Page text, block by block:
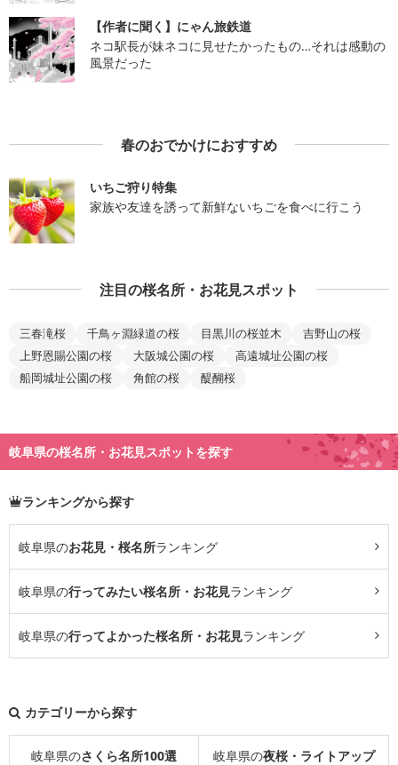
【作者に聞く】にゃん旅鉄道
ネコ駅長が妹ネコに見せたかったもの…それは感動の
風景だった
春のおでかけにおすすめ
いちご狩り特集
家族や友達を誘って新鮮ないちごを食べに行こう
注目の桜名所・お花見スポット
三春滝桜 千鳥ヶ淵緑道の桜 目黒川の桜並木
吉野山の桜
上野恩賜公園の桜
大阪城公園の桜
高遠城址公園の桜
船岡城址公園の桜
角館の桜 醍醐桜
岐阜県の桜名所・お花見スポットを探す
ランキングから探す
岐阜県のお花見・桜名所ランキング
岐阜県の行ってみたい桜名所・お花見ランキング
岐阜県の行ってよかった桜名所・お花見ランキング
カテゴリーから探す
岐阜県のさくら名所100選 岐阜県の夜桜・ライトアップ